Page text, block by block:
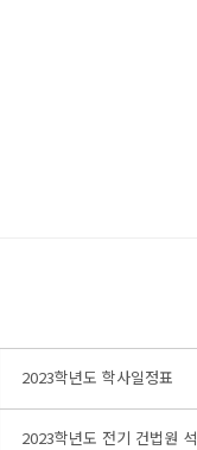
2023학년도 학사일정표
2023학년도 전기 건법원